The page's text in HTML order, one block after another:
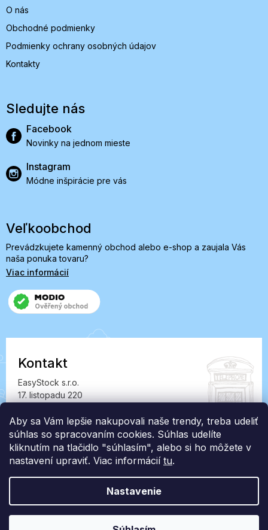
Aby sa Vám lepšie nakupovali naše trendy, treba udeliť
súhlas so spracovaním cookies. Súhlas udelíte
kliknutím na tlačidlo "súhlasím", alebo si ho môžete v
nastavení upraviť. Viac informácií tu.
Nastavenie
O nás
Obchodné podmienky
Podmienky ochrany osobných údajov
Kontakty
Sledujte nás
Facebook
Novinky na jednom mieste
Instagram
Módne inšpirácie pre vás
Veľkoobchod
Prevádzkujete kamenný obchod alebo e-shop a zaujala Vás
naša ponuka tovaru?
Viac informácií
Kontakt
EasyStock s.r.o.
17. listopadu 220
IČ: 07727402, DIČ: CZ07727402
info@londonclub.sk